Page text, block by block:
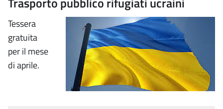
Tessera
gratuita
per il mese
di aprile.